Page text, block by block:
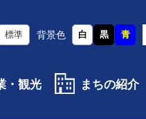
標準 背景色 白 黒 青
・観光
まちの紹介